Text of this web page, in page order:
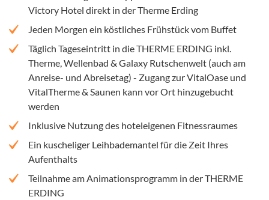
Victory Hotel direkt in der Therme Erding
Jeden Morgen ein köstliches Frühstück vom Buffet
Täglich Tageseintritt in die THERME ERDING inkl.
Therme, Wellenbad & Galaxy Rutschenwelt (auch am
Anreise- und Abreisetag) - Zugang zur VitalOase und
VitalTherme & Saunen kann vor Ort hinzugebucht
werden
Inklusive Nutzung des hoteleigenen Fitnessraumes
Ein kuscheliger Leihbademantel für die Zeit Ihres
Aufenthalts
Teilnahme am Animationsprogramm in der THERME
ERDING